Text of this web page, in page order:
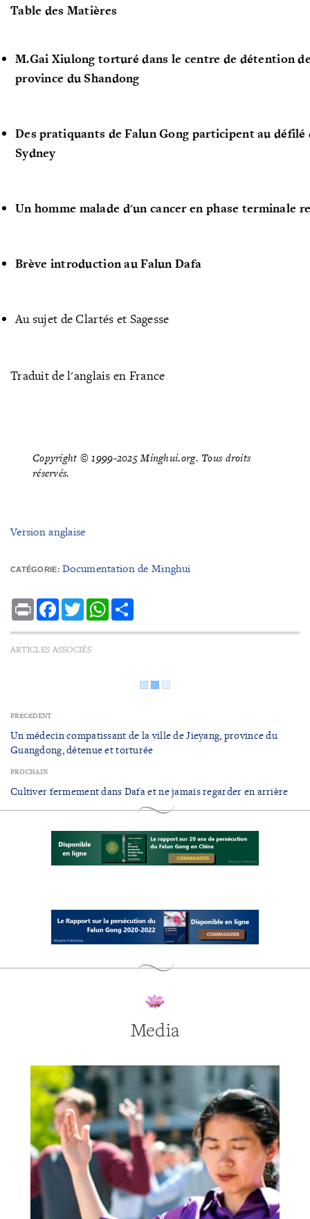
Table des Matières
M.Gai Xiulong torturé dans le centre de détention
province du Shandong
Des pratiquants de Falun Gong participent au défilé
Sydney
Un homme malade d'un cancer en phase terminale
Brève introduction au Falun Dafa
Au sujet de Clartés et Sagesse
Traduit de l'anglais en France
Copyright © 1999-2025 Minghui.org. Tous droits
réservés.
Version anglaise
CATÉGORIE: Documentation de Minghui
Print Facebook
TwitterWhatsApp
ARTICLES ASSOCIÉS
PRÉCÉDENT
Un médecin compatissant de la ville de Jieyang, province du
Guangdong, détenue et torturée
PROCHAIN
Cultiver fermement dans Dafa et ne jamais regarder en arrière
Media